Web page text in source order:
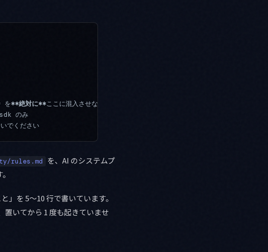
を**絶対に**ここに混入させないでください
のみ
でください
rules.md
を、AI のシステムプ
」を 5〜10 行で書いています。
いてから 1 度も起きていませ